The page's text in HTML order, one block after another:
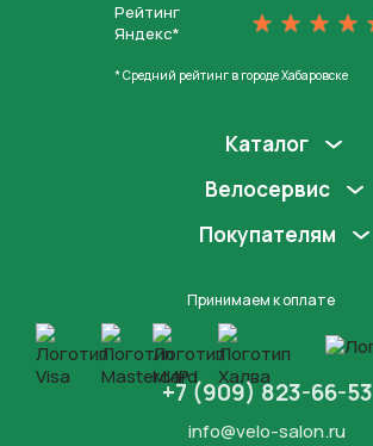
Рейтинг
Яндекс*
* Средний рейтинг в городе Хабаровске
Каталог
Велосервис
Покупателям
Принимаем к оплате
+7 (909) 823-66-53
info@velo-salon.ru